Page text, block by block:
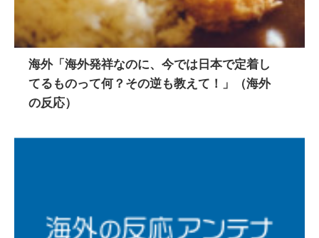
海外「海外発祥なのに、今では日本で定着し
てるものって何？その逆も教えて！」（海外
の反応）